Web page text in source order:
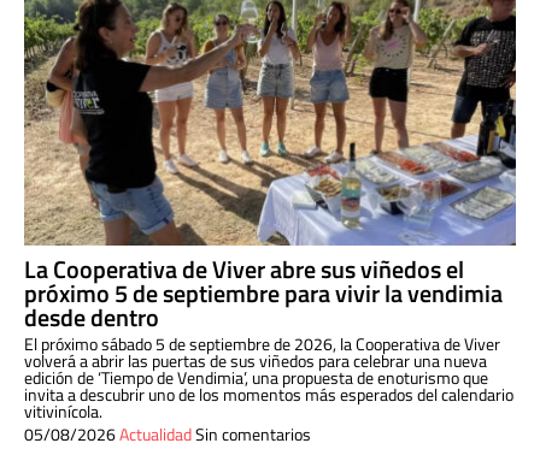
La Cooperativa de Viver abre sus viñedos el
próximo 5 de septiembre para vivir la vendimia
desde dentro
El próximo sábado 5 de septiembre de 2026, la Cooperativa de Viver
volverá a abrir las puertas de sus viñedos para celebrar una nueva
edición de ‘Tiempo de Vendimia’, una propuesta de enoturismo que
invita a descubrir uno de los momentos más esperados del calendario
vitivinícola.
05/08/2026ActualidadSin comentarios